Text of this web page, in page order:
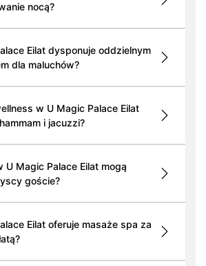
nocą?
Eilat dysponuje oddzielnym
dla maluchów?
w U Magic Palace Eilat
i jacuzzi?
U Magic Palace Eilat mogą
goście?
Eilat oferuje masaże spa za